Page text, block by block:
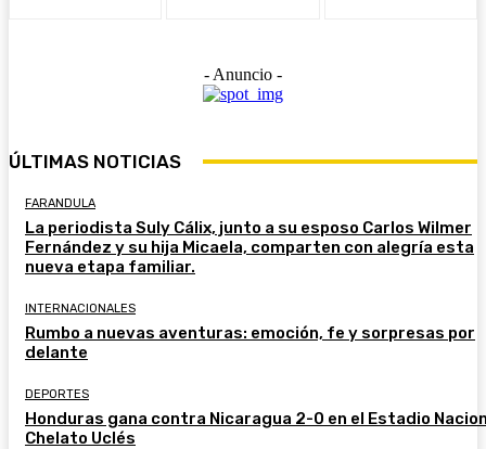
- Anuncio -
ÚLTIMAS NOTICIAS
FARANDULA
La periodista Suly Cálix, junto a su esposo Carlos Wilmer
Fernández y su hija Micaela, comparten con alegría esta
nueva etapa familiar.
INTERNACIONALES
Rumbo a nuevas aventuras: emoción, fe y sorpresas por
delante
DEPORTES
Honduras gana contra Nicaragua 2-0 en el Estadio
Chelato Uclés